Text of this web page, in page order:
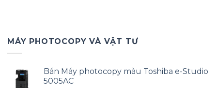
MÁY PHOTOCOPY VÀ VẬT TƯ
Bán Máy photocopy màu Toshiba e-Studio
5005AC